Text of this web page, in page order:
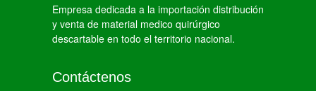
Empresa dedicada a la importación distribución
y venta de material medico quirúrgico
descartable en todo el territorio nacional.
Contáctenos